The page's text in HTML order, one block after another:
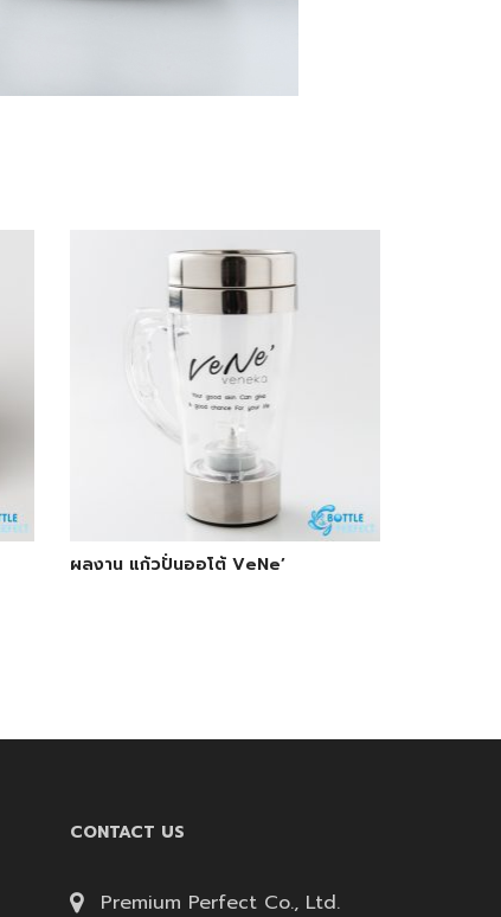
ผลงาน แก้วปั่นออโต้ VeNe’
CONTACT US
Premium Perfect Co., Ltd.